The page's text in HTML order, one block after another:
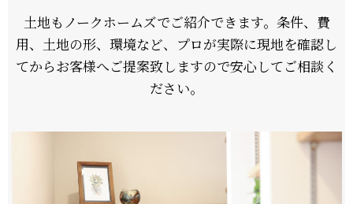
土地もノークホームズでご紹介できます。条件、費
用、土地の形、環境など、プロが実際に現地を確認し
てからお客様へご提案致しますので安心してご相談く
ださい。